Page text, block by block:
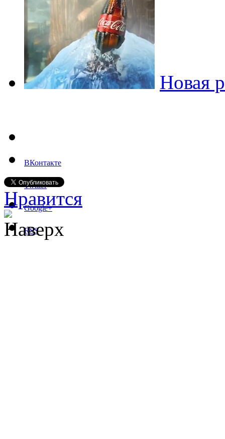
Новая
ВКонтакте
Twitter
Google+
RSS
Нравится
Наверх